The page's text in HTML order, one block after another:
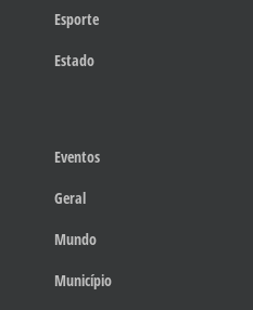
Esporte
Estado
Eventos
Geral
Mundo
Município